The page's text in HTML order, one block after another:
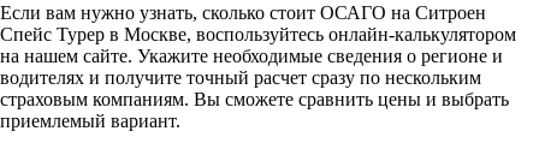
Если вам нужно узнать, сколько стоит ОСАГО на Ситроен
Спейс Турер в Москве, воспользуйтесь онлайн-калькулятором
на нашем сайте. Укажите необходимые сведения о регионе и
водителях и получите точный расчет сразу по нескольким
страховым компаниям. Вы сможете сравнить цены и выбрать
приемлемый вариант.